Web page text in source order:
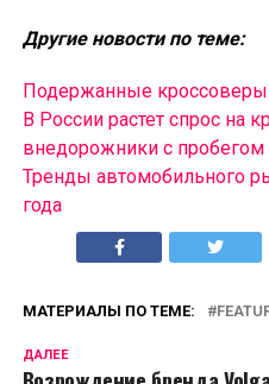
Другие новости по теме:
Подержанные
В России растет спрос на
внедорожники с пробегом
Тренды автомобильного
года
МАТЕРИАЛЫ ПО ТЕМЕ:
ДАЛЕЕ